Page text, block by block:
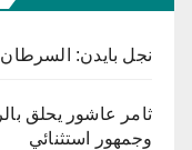
نجل بايدن: السرطان
ثامر عاشور يحلق
وجمهور استثنائي